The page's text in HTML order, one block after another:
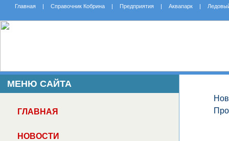
Главная | Справочник Кобрина | Предприятия | Аквапарк |
МЕНЮ САЙТА
ГЛАВНАЯ
НОВОСТИ